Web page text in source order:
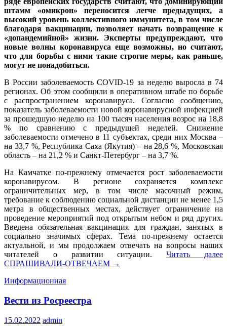
штамм «омикрон» переносится легче предыдущих, а
высокий уровень коллективного иммунитета, в том числе
благодаря вакцинации, позволяет начать возвращение к
«допандемийной» жизни. Эксперты предупреждают, что
новые волны коронавируса еще возможны, но считают,
что для борьбы с ними такие строгие меры, как раньше,
могут не понадобиться.
В России заболеваемость COVID-19 за неделю выросла в 74
регионах. Об этом сообщили в оперативном штабе по борьбе
с распространением коронавируса. Согласно сообщению,
показатель заболеваемости новой коронавирусной инфекцией
за прошедшую неделю на 100 тысяч населения возрос на 18,8
% по сравнению с предыдущей неделей. Снижение
заболеваемости отмечено в 11 субъектах, среди них Москва –
на 33,7 %, Республика Саха (Якутия) – на 28,6 %, Московская
область – на 21,2 % и Санкт-Петербург – на 3,7 %.
На Камчатке по-прежнему отмечается рост заболеваемости
коронавирусом. В регионе сохраняется комплекс
ограничительных мер, в том числе масочный режим,
требование к соблюдению социальной дистанции не менее 1,5
метра в общественных местах, действует ограничение на
проведение мероприятий под открытым небом и ряд других.
Введена обязательная вакцинация для граждан, занятых в
социально значимых сферах. Тема по-прежнему остается
актуальной, и мы продолжаем отвечать на вопросы наших
читателей о развитии ситуации.Читать далее
СПРАШИВАЛИ-ОТВЕЧАЕМ →
Информационная
Вести из Росреестра
15.02.2022 admin